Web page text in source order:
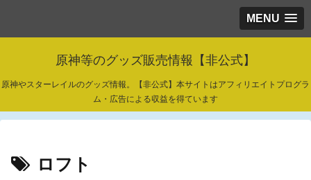
MENU
原神等のグッズ販売情報【非公式】
原神やスターレイルのグッズ情報。【非公式】本サイトはアフィリエイトプログラ
ム・広告による収益を得ています
ロフト